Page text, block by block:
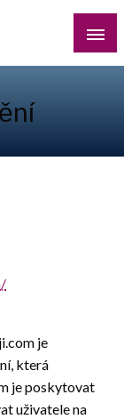
s vířivkou na
je
která
je poskytovat
uživatele na